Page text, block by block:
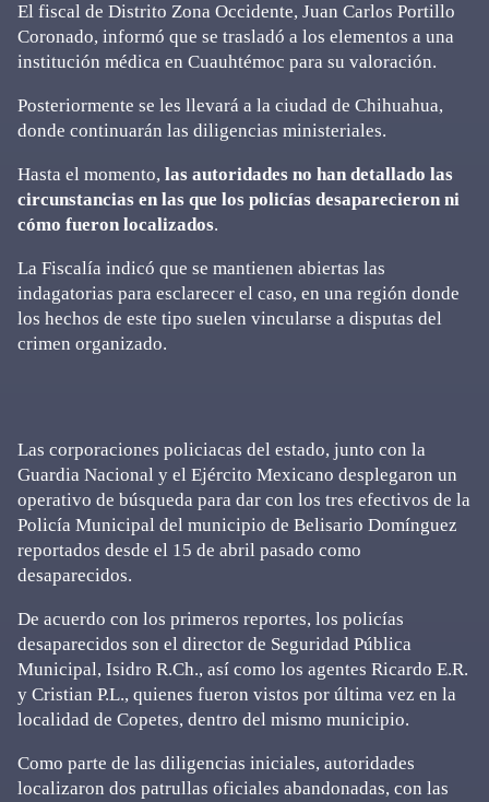
El fiscal de Distrito Zona Occidente, Juan Carlos Portillo
Coronado, informó que se trasladó a los elementos a una
institución médica en Cuauhtémoc para su valoración.
Posteriormente se les llevará a la ciudad de Chihuahua,
donde continuarán las diligencias ministeriales.
Hasta el momento, las autoridades no han detallado las
circunstancias en las que los policías desaparecieron ni
cómo fueron localizados.
La Fiscalía indicó que se mantienen abiertas las
indagatorias para esclarecer el caso, en una región donde
los hechos de este tipo suelen vincularse a disputas del
crimen organizado.
Las corporaciones policiacas del estado, junto con la
Guardia Nacional y el Ejército Mexicano desplegaron un
operativo de búsqueda para dar con los tres efectivos de la
Policía Municipal del municipio de Belisario Domínguez
reportados desde el 15 de abril pasado como
desaparecidos.
De acuerdo con los primeros reportes, los policías
desaparecidos son el director de Seguridad Pública
Municipal, Isidro R.Ch., así como los agentes Ricardo E.R.
y Cristian P.L., quienes fueron vistos por última vez en la
localidad de Copetes, dentro del mismo municipio.
Como parte de las diligencias iniciales, autoridades
localizaron dos patrullas oficiales abandonadas, con las